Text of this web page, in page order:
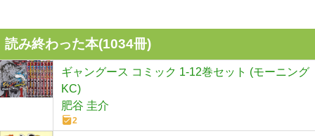
読み終わった本(1034冊)
ギャングース コミック 1-12巻セット (モーニング
KC)
肥谷 圭介
2